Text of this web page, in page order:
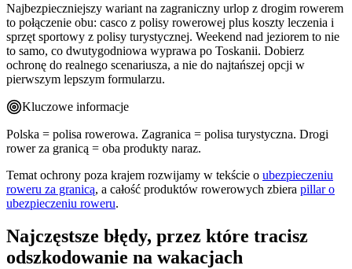
Najbezpieczniejszy wariant na zagraniczny urlop z drogim rowerem
to połączenie obu: casco z polisy rowerowej plus koszty leczenia i
sprzęt sportowy z polisy turystycznej. Weekend nad jeziorem to nie
to samo, co dwutygodniowa wyprawa po Toskanii. Dobierz
ochronę do realnego scenariusza, a nie do najtańszej opcji w
pierwszym lepszym formularzu.
Kluczowe informacje
Polska = polisa rowerowa. Zagranica = polisa turystyczna. Drogi
rower za granicą = oba produkty naraz.
Temat ochrony poza krajem rozwijamy w tekście o ubezpieczeniu
roweru za granicą, a całość produktów rowerowych zbiera pillar o
ubezpieczeniu roweru.
Najczęstsze błędy, przez które tracisz
odszkodowanie na wakacjach